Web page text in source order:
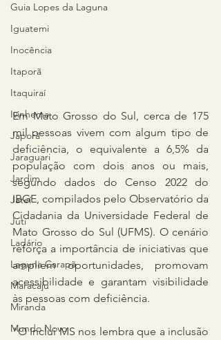
Guia Lopes da Laguna
Iguatemi
Inocência
Itaporã
Itaquiraí
Ivinhema
Japorã
Jaraguari
Jardim
Jateí
Juti
Ladário
Laguna Carapã
Maracaju
Miranda
Mundo Novo
Em Mato Grosso do Sul, cerca de 175
mil pessoas vivem com algum tipo de
deficiência, o equivalente a 6,5% da
população com dois anos ou mais,
segundo dados do Censo 2022 do
IBGE, compilados pelo Observatório da
Cidadania da Universidade Federal de
Mato Grosso do Sul (UFMS). O cenário
reforça a importância de iniciativas que
ampliem oportunidades, promovam
acessibilidade e garantam visibilidade
às pessoas com deficiência.
"O Inclui MS nos lembra que a inclusão